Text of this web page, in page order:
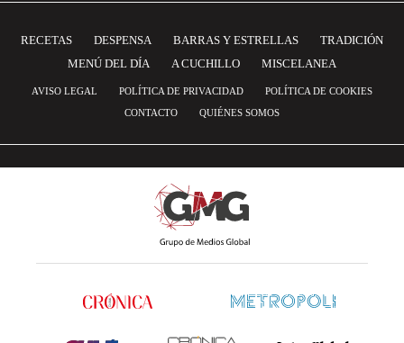
RECETAS DESPENSA BARRAS Y ESTRELLAS
TRADICIÓN
MENÚ DEL DÍA
A CUCHILLO MISCELANEA
AVISO LEGAL POLÍTICA DE PRIVACIDAD
POLÍTICA DE COOKIES
CONTACTO
QUIÉNES SOMOS